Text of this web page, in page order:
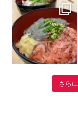
さら